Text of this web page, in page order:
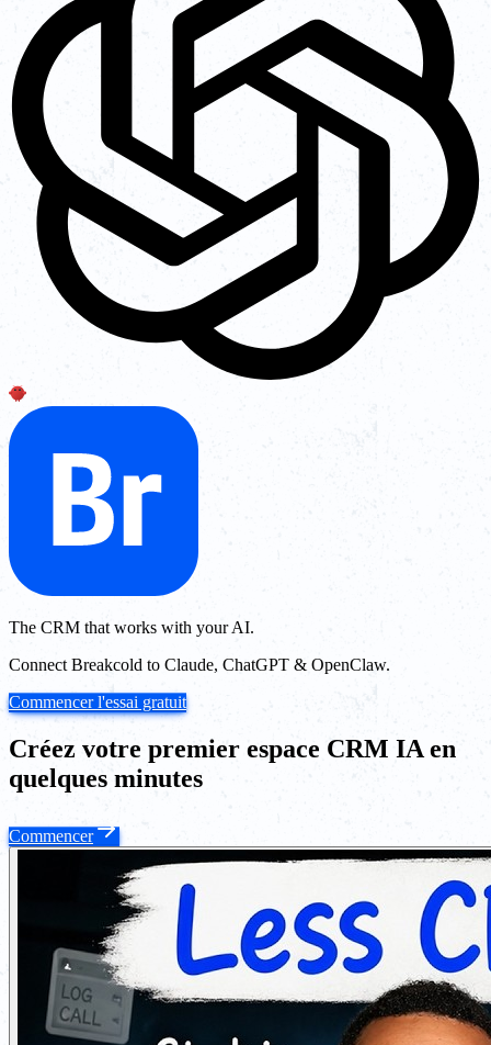
The CRM that works with your AI.
Connect Breakcold to Claude, ChatGPT & OpenClaw.
Commencer l'essai gratuit
Créez votre premier espace CRM IA en
quelques minutes
Commencer